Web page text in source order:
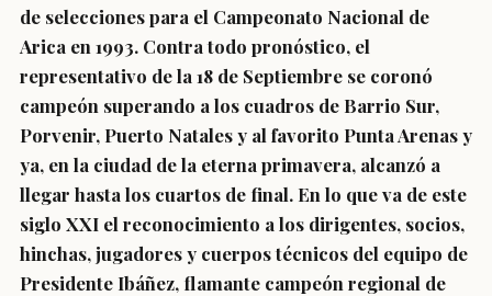
de selecciones para el Campeonato Nacional de
Arica en 1993. Contra todo pronóstico, el
representativo de la 18 de Septiembre se coronó
campeón superando a los cuadros de Barrio Sur,
Porvenir, Puerto Natales y al favorito Punta Arenas y
ya, en la ciudad de la eterna primavera, alcanzó a
llegar hasta los cuartos de final. En lo que va de este
siglo XXI el reconocimiento a los dirigentes, socios,
hinchas, jugadores y cuerpos técnicos del equipo de
Presidente Ibáñez, flamante campeón regional de